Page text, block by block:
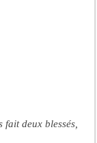
deux blessés,